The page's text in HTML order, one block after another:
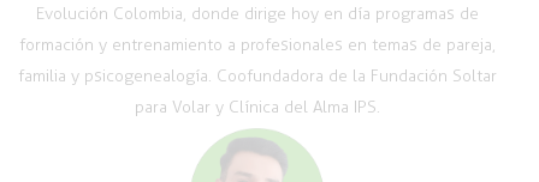
Evolución Colombia, donde dirige hoy en día programas de
formación y entrenamiento a profesionales en temas de pareja,
familia y psicogenealogía. Coofundadora de la Fundación Soltar
para Volar y Clínica del Alma IPS.